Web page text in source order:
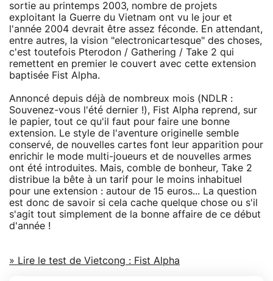
sortie au printemps 2003, nombre de projets
exploitant la Guerre du Vietnam ont vu le jour et
l'année 2004 devrait être assez féconde. En attendant,
entre autres, la vision "electronicartesque" des choses,
c'est toutefois Pterodon / Gathering / Take 2 qui
remettent en premier le couvert avec cette extension
baptisée Fist Alpha.
Annoncé depuis déjà de nombreux mois (NDLR :
Souvenez-vous l'été dernier !), Fist Alpha reprend, sur
le papier, tout ce qu'il faut pour faire une bonne
extension. Le style de l'aventure originelle semble
conservé, de nouvelles cartes font leur apparition pour
enrichir le mode multi-joueurs et de nouvelles armes
ont été introduites. Mais, comble de bonheur, Take 2
distribue la bête à un tarif pour le moins inhabituel
pour une extension : autour de 15 euros... La question
est donc de savoir si cela cache quelque chose ou s'il
s'agit tout simplement de la bonne affaire de ce début
d'année !
» Lire le test de Vietcong : Fist Alpha